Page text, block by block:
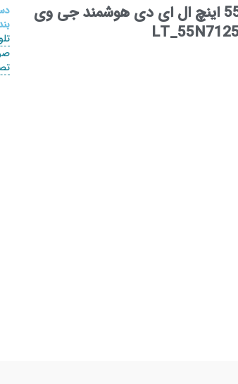
تلویزیون 55 اینچ ال ای دی هوشمند جی وی